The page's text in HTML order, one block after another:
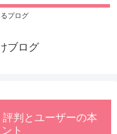
プログ
ブログ
判とユーザーの本
ト